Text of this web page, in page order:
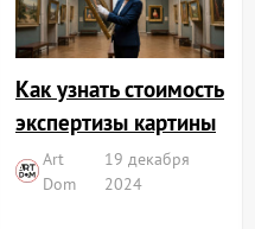
Как узнать стоимость
экспертизы картины
Art
Dom
19 декабря
2024